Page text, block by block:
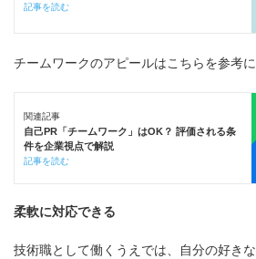
記事を読む
チームワークのアピールはこちらを参考に
関連記事
自己PR「チームワーク」はOK？ 評価される条
件を企業視点で解説
記事を読む
柔軟に対応できる
技術職として働くうえでは、自分の好き